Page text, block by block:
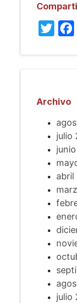
Archivo
julio
abril
julio